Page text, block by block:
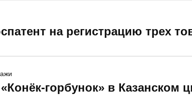
на регистрацию трех
горбунок» в Казанском